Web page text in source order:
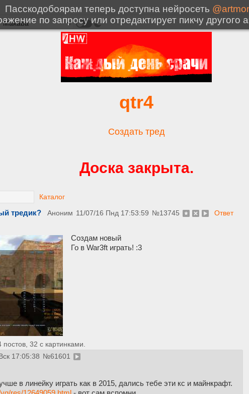
qtr4
Создать тред
Доска закрыта.
Каталог
тредик? Аноним 11/07/16 Пнд 17:53:59 №13745 Ответ
Создам новый
Го в War3ft играть! :3
32 с картинками.
17:05:38 №61601
в линейку играть как в 2015, дались тебе эти кс и майнкрафт.